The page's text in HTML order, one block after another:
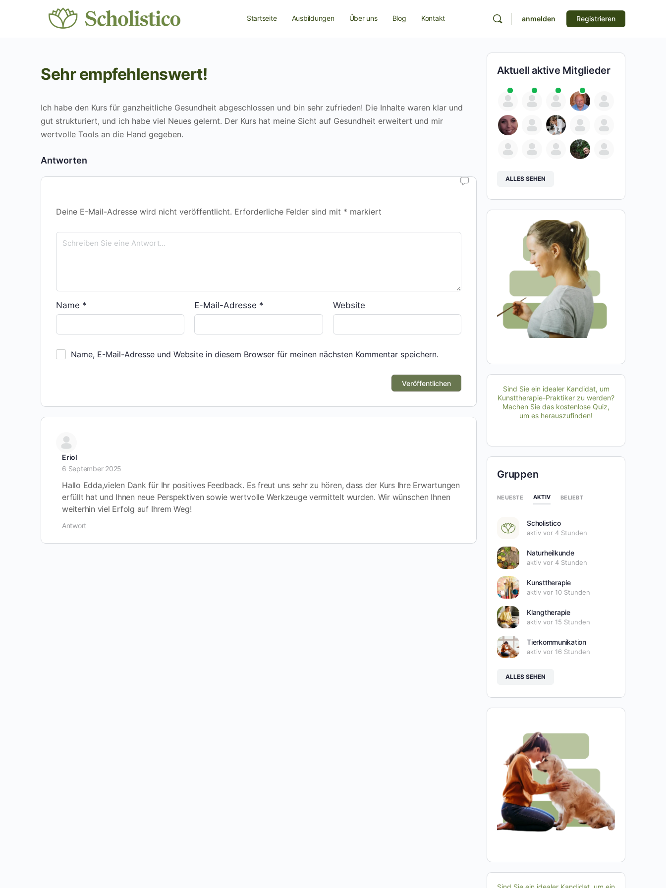
Startseite Ausbildungen Über uns Blog Kontakt anmelden Registrieren
Sehr empfehlenswert!
Ich habe den Kurs für ganzheitliche Gesundheit abgeschlossen und bin sehr zufrieden! Die Inhalte waren klar und
gut strukturiert, und ich habe viel Neues gelernt. Der Kurs hat meine Sicht auf Gesundheit erweitert und mir
wertvolle Tools an die Hand gegeben.
Antworten
Deine E-Mail-Adresse wird nicht veröffentlicht. Erforderliche Felder sind mit * markiert
Name * E-Mail-Adresse * Website
Name, E-Mail-Adresse und Website in diesem Browser für meinen nächsten Kommentar speichern.
Eriol
6 September 2025
Hallo Edda,vielen Dank für Ihr positives Feedback. Es freut uns sehr zu hören, dass der Kurs Ihre Erwartungen
erfüllt hat und Ihnen neue Perspektiven sowie wertvolle Werkzeuge vermittelt wurden. Wir wünschen Ihnen
weiterhin viel Erfolg auf Ihrem Weg!
Antwort
Aktuell aktive Mitglieder
ALLES SEHEN
Sind Sie ein idealer Kandidat, um
Kunsttherapie-Praktiker zu werden?
Machen Sie das kostenlose Quiz,
um es herauszufinden!
Gruppen
NEUESTE AKTIV BELIEBT
Scholistico
aktiv vor 4 Stunden
Naturheilkunde
aktiv vor 4 Stunden
Kunsttherapie
aktiv vor 10 Stunden
Klangtherapie
aktiv vor 15 Stunden
Tierkommunikation
aktiv vor 16 Stunden
ALLES SEHEN